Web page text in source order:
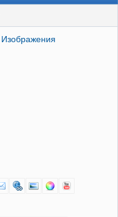
Изображения